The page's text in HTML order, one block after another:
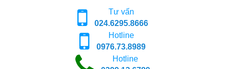
Tư vấn
024.6295.8666
Hotline
0976.73.8989
Hotline